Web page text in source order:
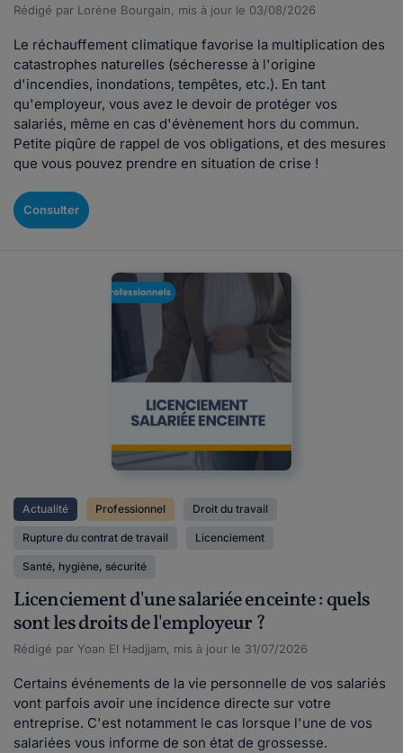
Rédigé par Lorène Bourgain, mis à jour le 03/08/2026
Le réchauffement climatique favorise la multiplication des
catastrophes naturelles (sécheresse à l'origine
d'incendies, inondations, tempêtes, etc.). En tant
qu'employeur, vous avez le devoir de protéger vos
salariés, même en cas d'évènement hors du commun.
Petite piqûre de rappel de vos obligations, et des mesures
que vous pouvez prendre en situation de crise !
Consulter
Actualité Professionnel Droit du travail
Rupture du contrat de travail Licenciement
Santé, hygiène, sécurité
Licenciement d'une salariée enceinte : quels
sont les droits de l'employeur ?
Rédigé par Yoan El Hadjjam, mis à jour le 31/07/2026
Certains événements de la vie personnelle de vos salariés
vont parfois avoir une incidence directe sur votre
entreprise. C'est notamment le cas lorsque l'une de vos
salariées vous informe de son état de grossesse.